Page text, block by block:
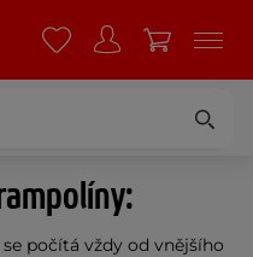
počítá vždy od vnějšího